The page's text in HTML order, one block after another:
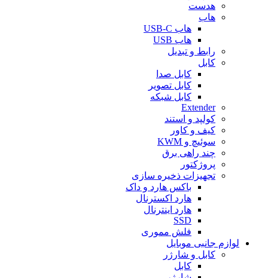
هدست
هاب
هاب USB-C
هاب USB
رابط و تبدیل
کابل
کابل صدا
کابل تصویر
کابل شبکه
Extender
کولپد و استند
کیف و کاور
سوئیچ و KWM
چند راهی برق
پروژکتور
تجهیزات ذخیره سازی
باکس هارد و داک
هارد اکسترنال
هارد اینترنال
SSD
فلش مموری
لوازم جانبی موبایل
کابل و شارژر
کابل